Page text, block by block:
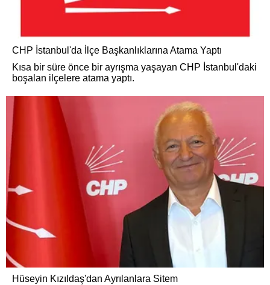
CHP İstanbul'da İlçe Başkanlıklarına Atama Yaptı
Kısa bir süre önce bir ayrışma yaşayan CHP İstanbul'daki
boşalan ilçelere atama yaptı.
Hüseyin Kızıldaş'dan Ayrılanlara Sitem